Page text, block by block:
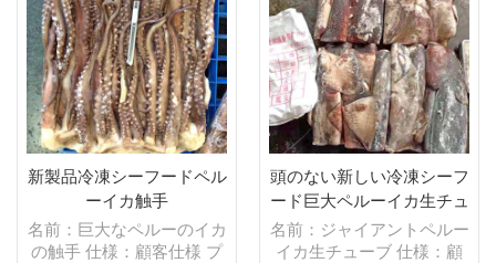
スタマイズ可能） 販売モ
デル：卸売/輸出 min .注
文：20フィートコンテ
ナ/40フィートコンテナ 支
払い：TT/С確認された取
消不能のLCを一目で 発
送：入金確認後20日以内
起源：中国 ブランド：fu
wang hang
続きを読む
（カスタマイズ可能） 販
売モデル：卸売/輸出 min .
注文：20フィートコンテ
ナ/40フィートコンテナ 支
払い：TT/С確認された取
消不能のLCを一目で 発
送：入金確認後20日以内
起源：中国 ブランド：fu
wang hang
続きを読む
新製品冷凍シーフードペル
ーイカ触手
名前：巨大なペルーのイカ
の触手 仕様：顧客仕様 プ
頭のない新しい冷凍シーフ
ード巨大ペルーイカ生チュ
ーブ
名前：ジャイアントペルー
イカ生チューブ 仕様：顧